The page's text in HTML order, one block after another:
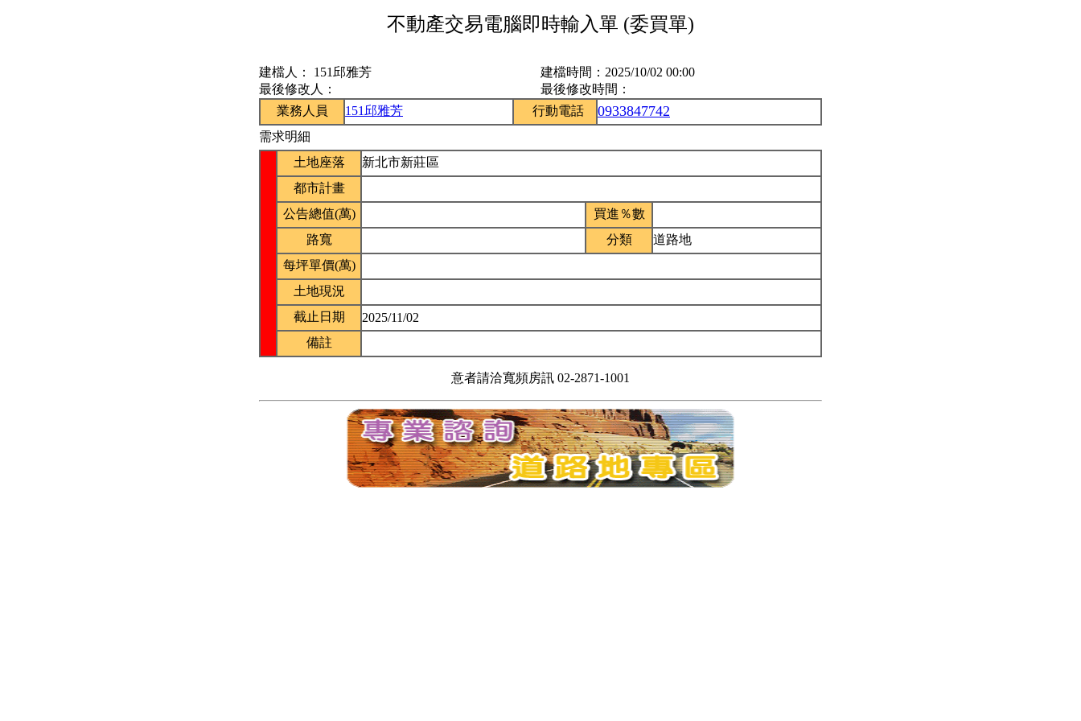
不動產交易電腦即時輸入單 (委買單)
建檔人： 151邱雅芳 建檔時間： 2025/10/02 00:00
最後修改人：
最後修改時間：
業務人員
151邱雅芳 行動電話 0933847742
需求明細
土地座落
新北市新莊區
都市計畫
公告總值(萬)
買進％數
路寬
分類
道路地
每坪單價(萬)
土地現況
截止日期
2025/11/02
備註
意者請洽寬頻房訊 02-2871-1001